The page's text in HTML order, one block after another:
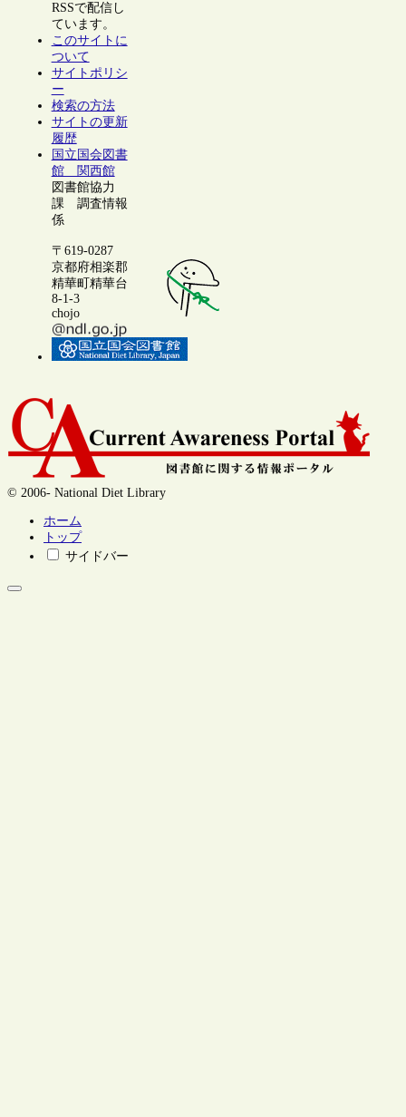
RSSで配信し
ています。
このサイトに
ついて
サイトポリシ
ー
検索の方法
サイトの更新
履歴
国立国会図書
館 関西館
図書館協力
課 調査情報
係
〒619-0287
京都府相楽郡
精華町精華台
8-1-3
chojo
© 2006- National Diet Library
ホーム
トップ
サイドバー